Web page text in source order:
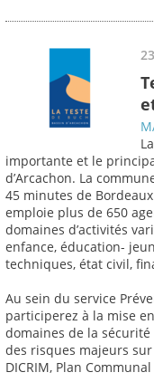
importante et le
d’Arcachon. La
45 minutes de
emploie plus de 650
domaines d’activités
enfance, éducation-
techniques, état civil,
Au sein du service
participerez à la mise
domaines de la sécurité
des risques majeurs
DICRIM, Plan